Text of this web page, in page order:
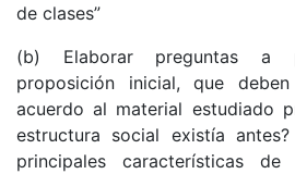
de clases”
(b) Elaborar preguntas a
proposición inicial, que
acuerdo al material estudiado
estructura social existía
principales características